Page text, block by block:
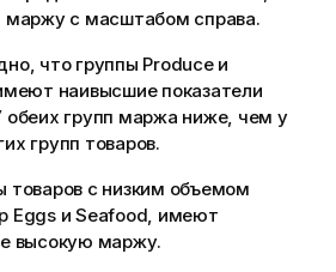
маржу с масштабом справа.
что группы Produceи
наивысшие показатели
групп маржа ниже, чем у
групп товаров.
товаров с низким объемом
Eggsи Seafood , имеют
высокую маржу.